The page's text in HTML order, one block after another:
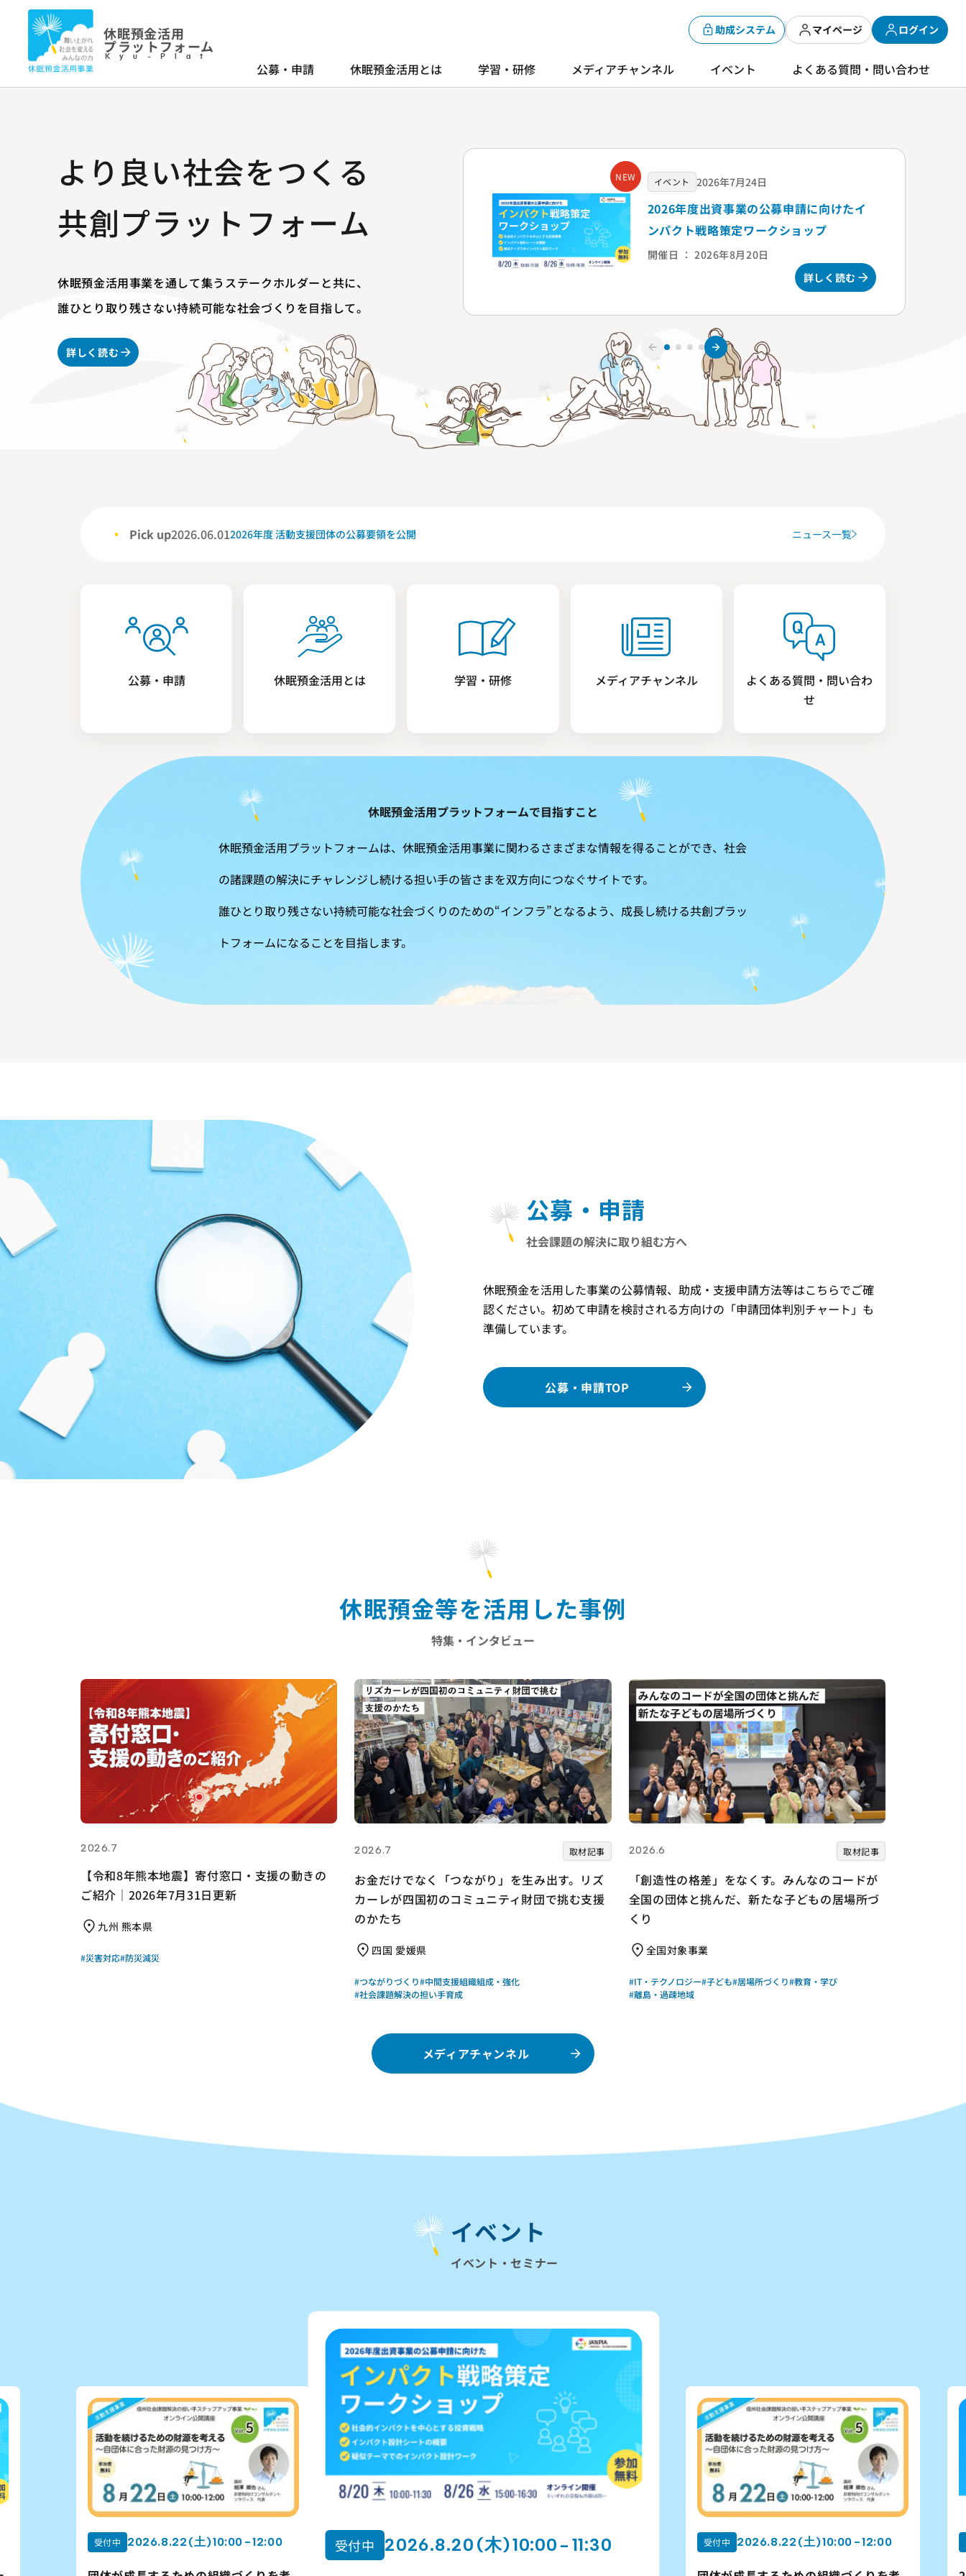
休眠預金活用
プラットフォーム
Kyu-Plat
助成システム マイページ ログイン
公募・申請 休眠預金活用とは 学習・研修 メディアチャンネル イベント よくある質問・問い合わせ
より良い社会をつくる
共創プラットフォーム
休眠預金活用事業を通して集うステークホルダーと共に、
誰ひとり取り残さない持続可能な社会づくりを目指して。
詳しく読む
NEW イベント 2026年7月24日
2026年度出資事業の公募申請に向けたイ
ンパクト戦略策定ワークショップ
開催日 ： 2026年8月20日
詳しく読む
Pick up2026.06.012026年度 活動支援団体の公募要領を公開 ニュース一覧
公募・申請 休眠預金活用とは 学習・研修 メディアチャンネル
よくある質問・問い合わ
せ
休眠預金活用プラットフォームで目指すこと
休眠預金活用プラットフォームは、休眠預金活用事業に関わるさまざまな情報を得ることができ、社会
の諸課題の解決にチャレンジし続ける担い手の皆さまを双方向につなぐサイトです。
誰ひとり取り残さない持続可能な社会づくりのための“インフラ”となるよう、成長し続ける共創プラッ
トフォームになることを目指します。
公募・申請
社会課題の解決に取り組む方へ
休眠預金を活用した事業の公募情報、助成・支援申請方法等はこちらでご確
認ください。初めて申請を検討される方向けの「申請団体判別チャート」も
準備しています。
公募・申請TOP
休眠預金等を活用した事例
特集・インタビュー
2026.7
【令和8年熊本地震】寄付窓口・支援の動きの
ご紹介｜2026年7月31日更新
九州 熊本県
#災害対応#防災減災
2026.7 取材記事
お金だけでなく「つながり」を生み出す。リズ
カーレが四国初のコミュニティ財団で挑む支援
のかたち
四国 愛媛県
#つながりづくり#中間支援組織組成・強化
#社会課題解決の担い手育成
2026.6 取材記事
「創造性の格差」をなくす。みんなのコードが
全国の団体と挑んだ、新たな子どもの居場所づ
くり
全国対象事業
#IT・テクノロジー#子ども#居場所づくり#教育・学び
#離島・過疎地域
メディアチャンネル
イベント
イベント・セミナー
受付中 2026.8.20 (木) 10:00 - 11:30 受付中 2026.8.22 (土) 10:00 - 12:00 受付中 2026.8.20 (木) 10:00 - 11:30